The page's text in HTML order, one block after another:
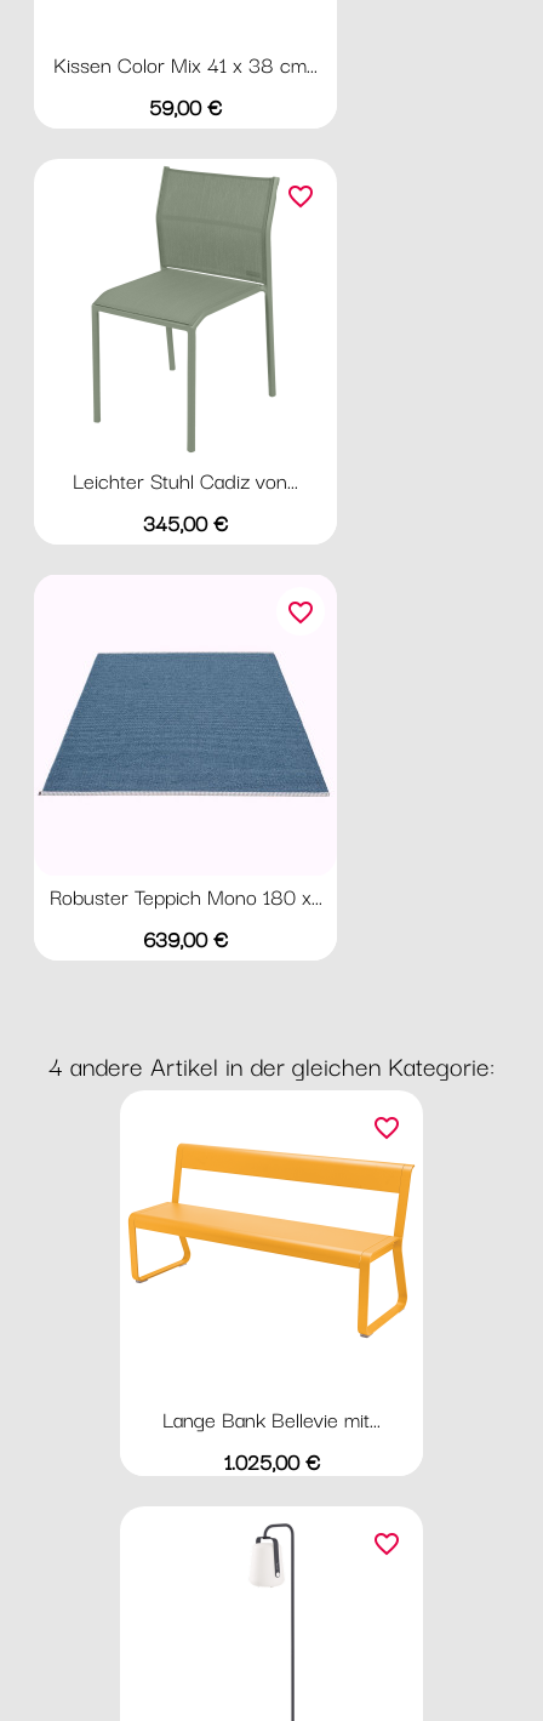
Kissen Color Mix 41 x 38 cm...
Preis
59,00 €
Leichter Stuhl Cadiz von...
Preis
345,00 €
favorite_border
Robuster Teppich Mono 180 x...
Preis
639,00 €
favorite_border
4 andere Artikel in der gleichen Kategorie:
Lange Bank Bellevie mit...
Preis
1.025,00 €
favorite_border
favorite_border